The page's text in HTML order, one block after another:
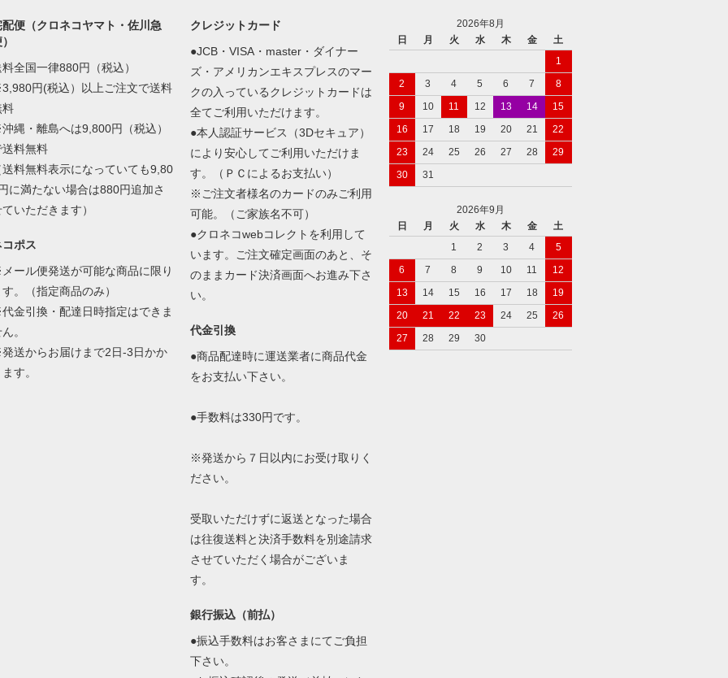
配便（クロネコヤマト・佐川急
全国一律880円（税込）
円(税込）以上ご注文で送料
料
縄・離島へは9,800円（税込）
送料無料
送料無料表示になっていても9,80
に満たない場合は880円追加さ
いただきます）
コポス
ール便発送が可能な商品に限り
。（指定商品のみ）
金引換・配達日時指定はできま
。
送からお届けまで2日-3日かか
す。
クレジットカード
●JCB・VISA・master・ダイナー
ズ・アメリカンエキスプレスのマー
クの入っているクレジットカードは
全てご利用いただけます。
●本人認証サービス（3Dセキュア）
により安心してご利用いただけま
す。（ＰＣによるお支払い）
※ご注文者様名のカードのみご利用
可能。（ご家族名不可）
●クロネコwebコレクトを利用して
います。ご注文確定画面のあと、そ
のままカード決済画面へお進み下さ
い。
代金引換
●商品配達時に運送業者に商品代金
をお支払い下さい。
●手数料は330円です。
※発送から７日以内にお受け取りく
ださい。
受取いただけずに返送となった場合
は往復送料と決済手数料を別途請求
させていただく場合がございま
す。
銀行振込（前払）
●振込手数料はお客さまにてご負担
下さい。
2026年8月
日
月 火 水 木 金
土
1
2
3 4 5 6 7
8
9
10 11 12 13 14
15
16
17 18 19 20 21
22
23
24 25 26 27 28
29
30
31
2026年9月
日
月 火 水 木 金
土
1
2 3 4
5
6
7 8 9 10 11
12
13
14 15 16 17 18
19
20
21 22 23 24 25
26
27
28 29 30